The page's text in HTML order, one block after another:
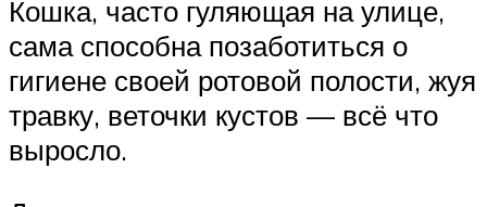
Кошка, часто гуляющая на улице,
сама способна позаботиться о
гигиене своей ротовой полости, жуя
травку, веточки кустов — всё что
выросло.